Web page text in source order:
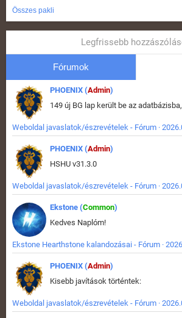
Összes pakli
Legfrissebb
Fórumok
PHOENIX (Admin)
Weboldal javaslatok/észrevételek - Fórum ·
PHOENIX (Admin)
HSHU v31.3.0
Weboldal javaslatok/észrevételek - Fórum ·
Ekstone (Common)
Kedves Naplóm!
Ekstone Hearthstone kalandozásai - Fórum ·
PHOENIX (Admin)
Kisebb javítások történtek:
Weboldal javaslatok/észrevételek - Fórum ·